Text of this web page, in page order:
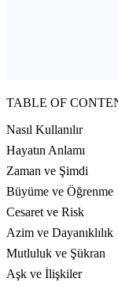
TABLE OF
Nasıl Kullanılır
Hayatın Anlamı
Zaman ve Şimdi
Büyüme ve Öğrenme
Cesaret ve Risk
Azim ve Dayanıklılık
Mutluluk ve Şükran
Aşk ve İlişkiler